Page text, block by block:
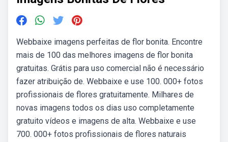
Webbaixe imagens perfeitas de flor bonita. Encontre
mais de 100 das melhores imagens de flor bonita
gratuitas. Grátis para uso comercial não é necessário
fazer atribuição de. Webbaixe e use 100. 000+ fotos
profissionais de flores gratuitamente. Milhares de
novas imagens todos os dias uso completamente
gratuito vídeos e imagens de alta. Webbaixe e use
700. 000+ fotos profissionais de flores naturais